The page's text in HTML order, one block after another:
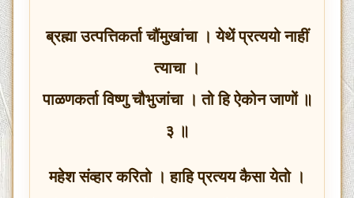
ब्रह्मा उत्पत्तिकर्ता चौंमुखांचा । येथें प्रत्ययो नाहीं
त्याचा ।
पाळणकर्ता विष्णु चौभुजांचा । तो हि ऐकोन जाणों ॥
३ ॥
महेश संव्हार करितो । हाहि प्रत्यय कैसा येतो ।